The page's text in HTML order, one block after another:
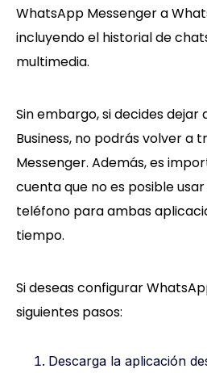
WhatsApp Messenger a
incluyendo el historial de
multimedia.
Sin embargo, si decides
Business, no podrás volver a
Messenger. Además, es
cuenta que no es posible
teléfono para ambas
tiempo.
Si deseas configurar
siguientes pasos:
Descarga la aplicación